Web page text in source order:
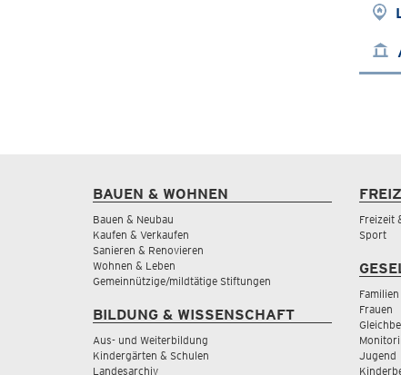
BAUEN & WOHNEN
Bauen & Neubau
Kaufen & Verkaufen
Sanieren & Renovieren
Wohnen & Leben
Gemeinnützige/mildtätige Stiftungen
BILDUNG & WISSENSCHAFT
Aus- und Weiterbildung
Kindergärten & Schulen
Landesarchiv
Freizeit
Sport
Familien
Frauen
Jugend